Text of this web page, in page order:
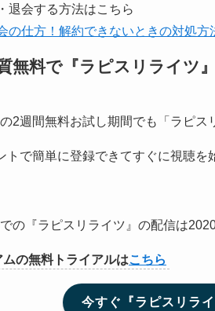
退会する方法はこちら
の仕方！解約できないときの対処方
無料で『ラピスリライツ
の2週間無料お試し期間でも「ラピス
トで簡単に登録できてすぐに視聴を
の『ラピスリライツ』の配信は
ムの無料トライアルはこちら
今すぐ『ラピスリラ